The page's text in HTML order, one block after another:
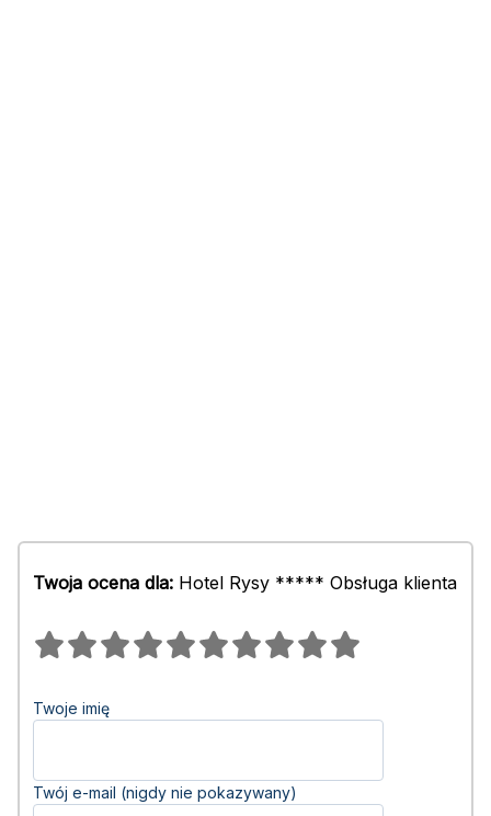
Twoja ocena dla: Hotel Rysy ***** Obsługa klienta
Twoje imię
Twój e-mail (nigdy nie pokazywany)